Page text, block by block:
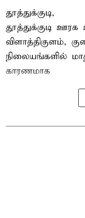
தூத்துக்குடி,
தூத்துக்குடி ஊரக
விளாத்திகுளம்,
நிலையங்களில்
காரணமாக